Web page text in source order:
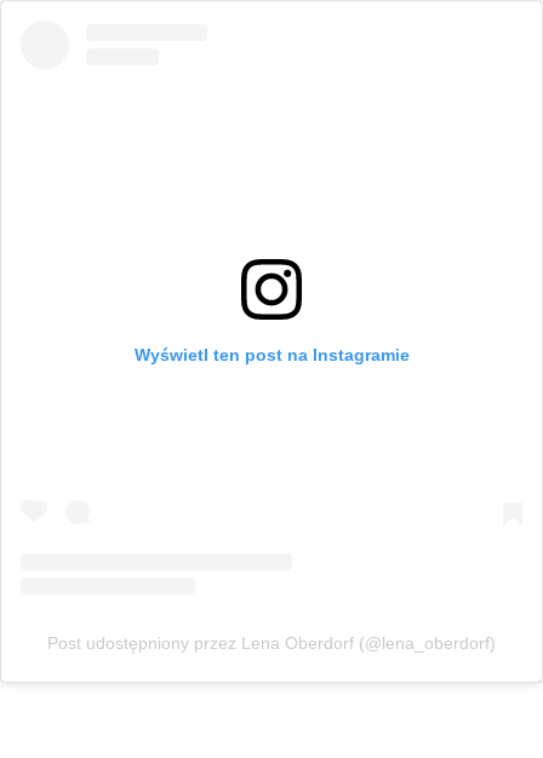
Wyświetl ten post na Instagramie
Post udostępniony przez Lena Oberdorf (@lena_oberdorf)